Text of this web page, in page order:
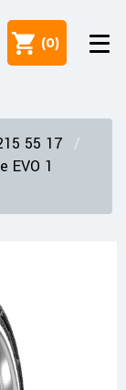
(0)
55 17
EVO 1